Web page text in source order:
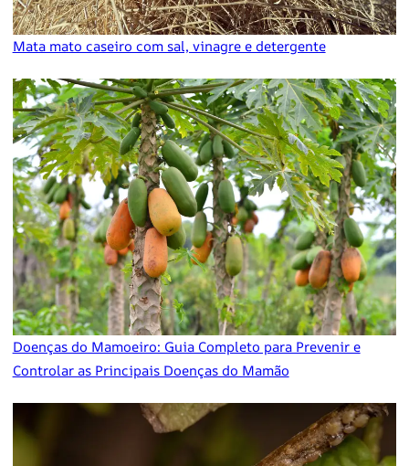
Mata mato caseiro com sal, vinagre e detergente
Doenças do Mamoeiro: Guia Completo para Prevenir e
Controlar as Principais Doenças do Mamão